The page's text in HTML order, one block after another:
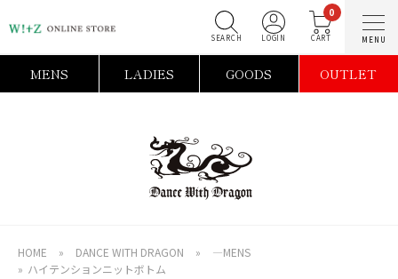
0
MENS LADIES GOODS OUTLET
HOME » DANCE WITH DRAGON »
―MENS
» ハイテンションニットボトム